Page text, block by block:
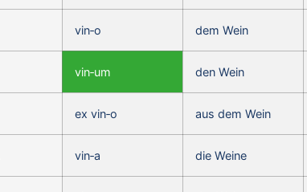
vin‑o dem Wein
vin‑um den Wein
ex vin‑o aus dem Wein
vin‑a die Weine